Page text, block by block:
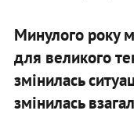
Минулого року
для великого
змінилась
змінилась